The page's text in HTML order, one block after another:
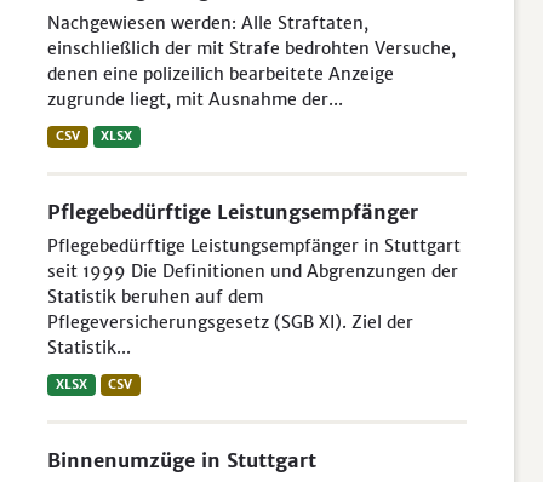
Nachgewiesen werden: Alle Straftaten,
einschließlich der mit Strafe bedrohten Versuche,
denen eine polizeilich bearbeitete Anzeige
zugrunde liegt, mit Ausnahme der...
CSV XLSX
Pflegebedürftige Leistungsempfänger
Pflegebedürftige Leistungsempfänger in Stuttgart
seit 1999 Die Definitionen und Abgrenzungen der
Statistik beruhen auf dem
Pflegeversicherungsgesetz (SGB XI). Ziel der
Statistik...
XLSX CSV
Binnenumzüge in Stuttgart